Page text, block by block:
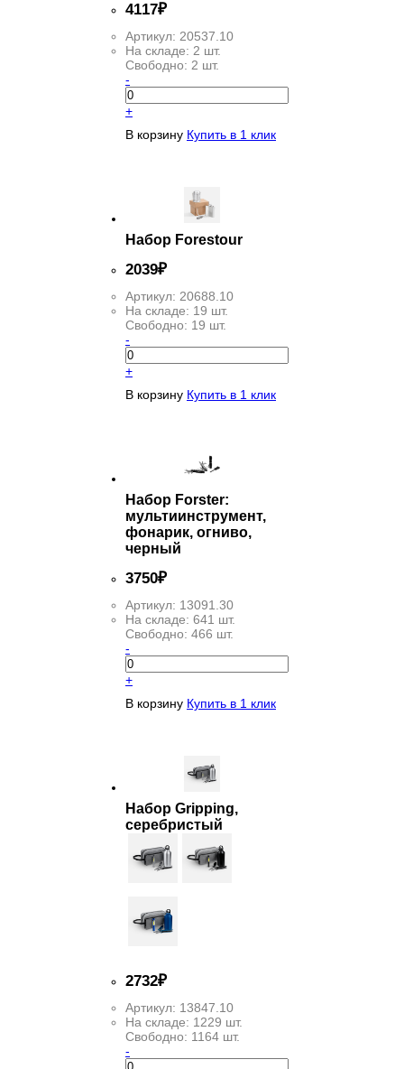
4117₽
Артикул: 20537.10
На складе: 2 шт.
Свободно: 2 шт.
-
+
В корзину Купить в 1 клик
Набор Forestour
2039₽
Артикул: 20688.10
На складе: 19 шт.
Свободно: 19 шт.
-
+
В корзину Купить в 1 клик
Набор Forster:
мультиинструмент,
фонарик, огниво,
черный
3750₽
Артикул: 13091.30
На складе: 641 шт.
Свободно: 466 шт.
-
+
В корзину Купить в 1 клик
Набор Gripping,
серебристый
2732₽
Артикул: 13847.10
На складе: 1229 шт.
Свободно: 1164 шт.
-